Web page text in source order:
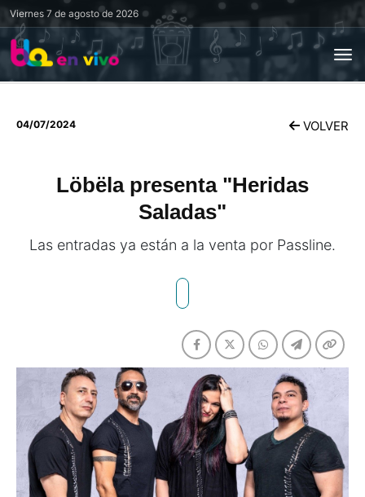
Viernes 7 de agosto de 2026
04/07/2024 VOLVER
Löbëla presenta "Heridas
Saladas"
Las entradas ya están a la venta por Passline.